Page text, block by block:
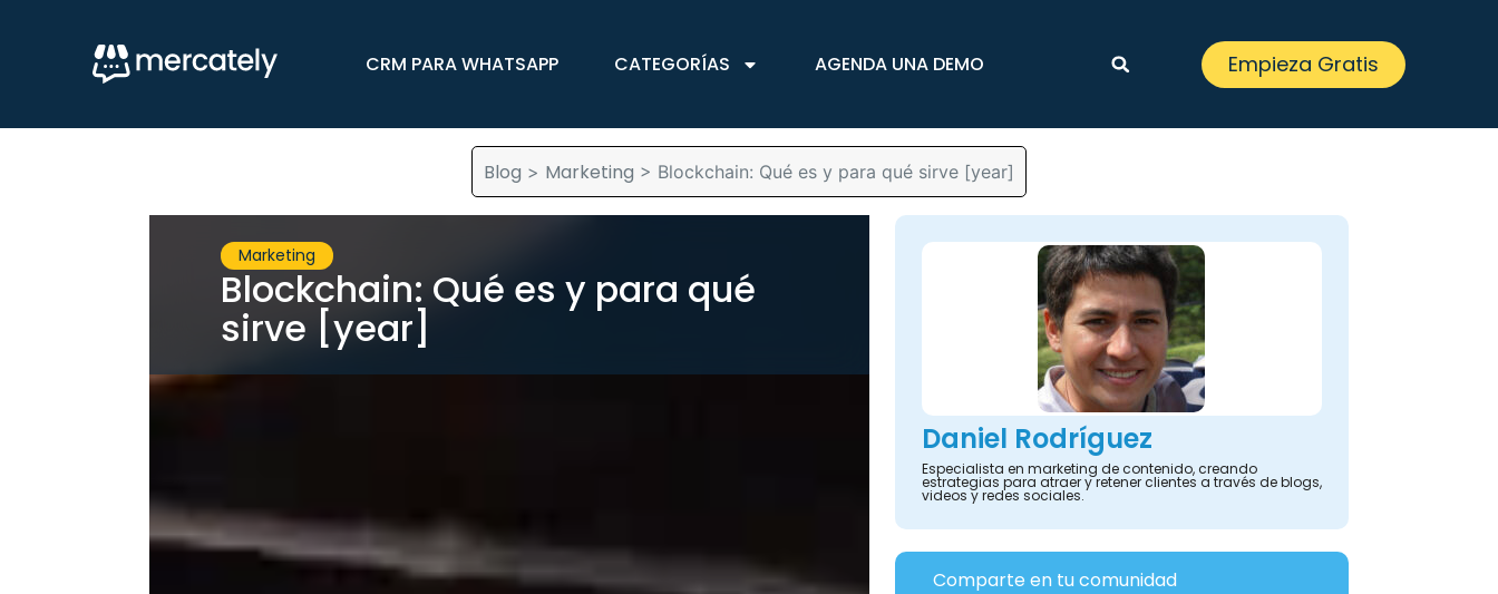
CRM PARA WHATSAPP CATEGORÍAS AGENDA UNA DEMO Empieza Gratis
Blog > Marketing > Blockchain: Qué es y para qué sirve [year]
Marketing
Blockchain: Qué es y para qué
sirve [year]
Daniel Rodríguez
Especialista en marketing de contenido, creando
estrategias para atraer y retener clientes a través de blogs,
videos y redes sociales.
Comparte en tu comunidad